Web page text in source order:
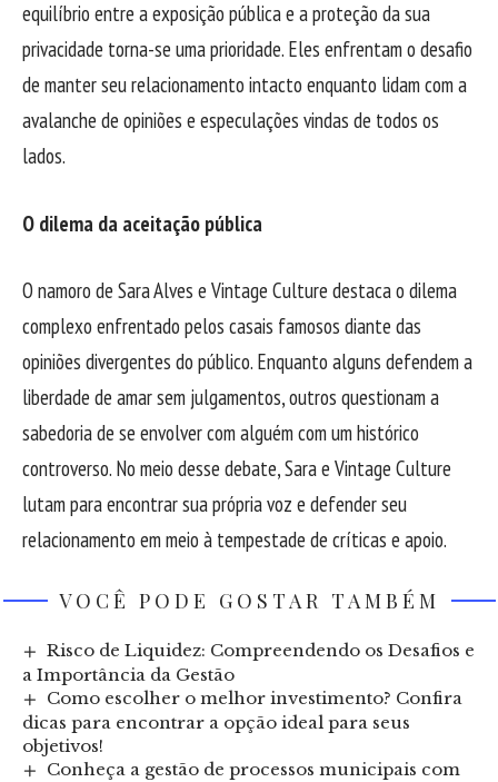
equilíbrio entre a exposição pública e a proteção da sua
privacidade torna-se uma prioridade. Eles enfrentam o desafio
de manter seu relacionamento intacto enquanto lidam com a
avalanche de opiniões e especulações vindas de todos os
lados.
O dilema da aceitação pública
O namoro de Sara Alves e Vintage Culture destaca o dilema
complexo enfrentado pelos casais famosos diante das
opiniões divergentes do público. Enquanto alguns defendem a
liberdade de amar sem julgamentos, outros questionam a
sabedoria de se envolver com alguém com um histórico
controverso. No meio desse debate, Sara e Vintage Culture
lutam para encontrar sua própria voz e defender seu
relacionamento em meio à tempestade de críticas e apoio.
VOCÊ PODE GOSTAR TAMBÉM
Risco de Liquidez: Compreendendo os Desafios e
a Importância da Gestão
Como escolher o melhor investimento? Confira
dicas para encontrar a opção ideal para seus
objetivos!
Conheça a gestão de processos municipais com